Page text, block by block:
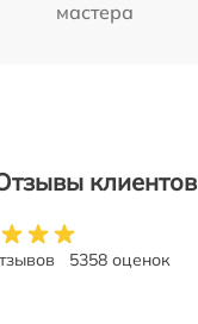
мастера
клиентов
5358 оценок